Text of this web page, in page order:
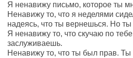
Я ненавижу письмо, которое ты
Ненавижу то, что я неделями
надеясь, что ты вернешься. Но ты
Я ненавижу то, что скучаю по
заслуживаешь.
Ненавижу то, что ты был прав.